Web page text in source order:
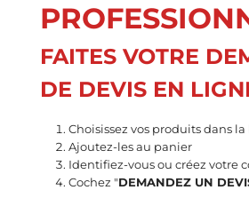
FAITES VOTRE
DE DEVIS EN
Choisissez vos produits dans
Ajoutez-les au panier
Identifiez-vous ou créez votre
Cochez "DEMANDEZ UN